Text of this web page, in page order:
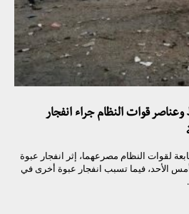
قوات النظام جراء انفجار
لقوات النظام مصرعهما، إثر انفجار عبوة
الأحد، فيما تسبب انفجار عبوة أخرى في